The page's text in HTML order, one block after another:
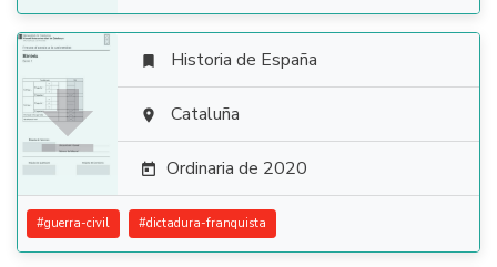

 Historia de España
 Cataluña
 Ordinaria de 2020
#guerra-civil #dictadura-franquista